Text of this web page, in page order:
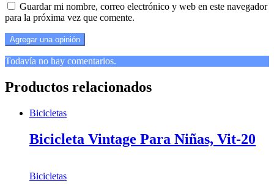
Guardar mi nombre, correo electrónico y web en este navegador
para la próxima vez que comente.
Todavía no hay comentarios.
Productos relacionados
Bicicletas
Bicicleta Vintage Para Niñas, Vit-20
Bicicletas